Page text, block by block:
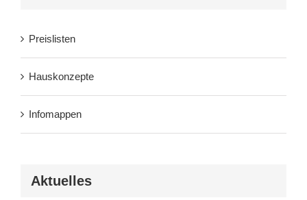
Preislisten
Hauskonzepte
Infomappen
Aktuelles